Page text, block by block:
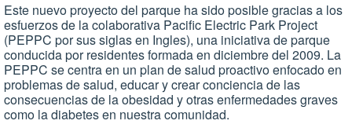
Este nuevo proyecto del parque ha sido posible gracias a los
esfuerzos de la colaborativa Pacific Electric Park Project
(PEPPC por sus siglas en Ingles), una iniciativa de parque
conducida por residentes formada en diciembre del 2009. La
PEPPC se centra en un plan de salud proactivo enfocado en
problemas de salud, educar y crear conciencia de las
consecuencias de la obesidad y otras enfermedades graves
como la diabetes en nuestra comunidad.